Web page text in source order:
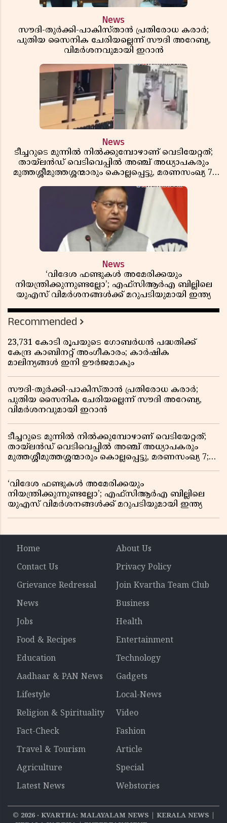
News
സൗദി-തുർക്കി-പാകിസ്താൻ പ്രതിരോധ കരാർ;
പുതിയ സൈനിക ചേരിയല്ലെന്ന് സൗദി അറേബ്യ,
വിമർശനവുമായി ഇറാൻ
News
ടീച്ചറുടെ മുന്നിൽ നിൽക്കുമ്പോഴാണ് വെടിയേറ്റത്;
തായ്‌ലൻഡ് വെടിവെപ്പിൽ അഞ്ച് അധ്യാപകരും
മുത്തശ്ശീമുത്തശ്ശന്മാരും കൊല്ലപ്പെട്ടു, മരണസംഖ്യ 7;
News
‘വിദേശ ഫണ്ടുകൾ അമേരിക്കയും
നിയന്ത്രിക്കുന്നുണ്ടല്ലോ’; എഫ്സിആർഎ ബില്ലിലെ
യുഎസ് വിമർശനങ്ങൾക്ക് മറുപടിയുമായി ഇന്ത്യ
Recommended
23,731 കോടി രൂപയുടെ ഗോബർധൻ പദ്ധതിക്ക്
കേന്ദ്ര കാബിനറ്റ് അംഗീകാരം; കാർഷിക
മാലിന്യങ്ങൾ ഇനി ഊർജമാകും
സൗദി-തുർക്കി-പാകിസ്താൻ പ്രതിരോധ കരാർ;
പുതിയ സൈനിക ചേരിയല്ലെന്ന് സൗദി അറേബ്യ,
വിമർശനവുമായി ഇറാൻ
ടീച്ചറുടെ മുന്നിൽ നിൽക്കുമ്പോഴാണ് വെടിയേറ്റത്;
തായ്‌ലൻഡ് വെടിവെപ്പിൽ അഞ്ച് അധ്യാപകരും
മുത്തശ്ശീമുത്തശ്ശന്മാരും കൊല്ലപ്പെട്ടു, മരണസംഖ്യ 7;
‘വിദേശ ഫണ്ടുകൾ അമേരിക്കയും
നിയന്ത്രിക്കുന്നുണ്ടല്ലോ’; എഫ്സിആർഎ ബില്ലിലെ
യുഎസ് വിമർശനങ്ങൾക്ക് മറുപടിയുമായി ഇന്ത്യ
Home
About Us
Contact Us
Privacy Policy
Grievance Redressal
Join Kvartha Team Club
News
Business
Jobs
Health
Food & Recipes
Entertainment
Education
Technology
Aadhaar & PAN News
Gadgets
Lifestyle
Local-News
Religion & Spirituality
Video
Fact-Check
Fashion
Travel & Tourism
Article
Agriculture
Special
Latest News
Webstories
© 2026‧ KVARTHA: MALAYALAM NEWS | KERALA NEWS |